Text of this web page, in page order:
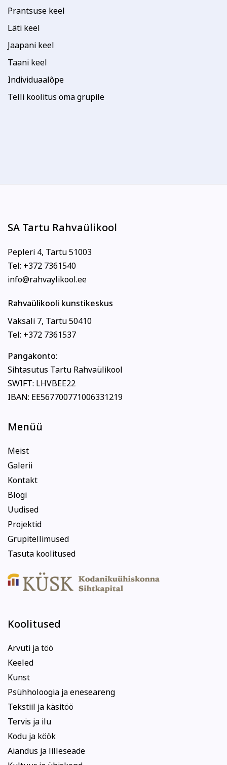
Prantsuse keel
Läti keel
Jaapani keel
Taani keel
Individuaalõpe
Telli koolitus oma grupile
SA Tartu Rahvaülikool
Pepleri 4, Tartu 51003
Tel: +372 7361540
info@rahvaylikool.ee
Rahvaülikooli kunstikeskus
Vaksali 7, Tartu 50410
Tel: +372 7361537
Pangakonto:
Sihtasutus Tartu Rahvaülikool
SWIFT: LHVBEE22
IBAN: EE567700771006331219
Menüü
Meist
Galerii
Kontakt
Blogi
Uudised
Projektid
Grupitellimused
Tasuta koolitused
Koolitused
Arvuti ja töö
Keeled
Kunst
Psühholoogia ja eneseareng
Tekstiil ja käsitöö
Tervis ja ilu
Kodu ja köök
Aiandus ja lilleseade